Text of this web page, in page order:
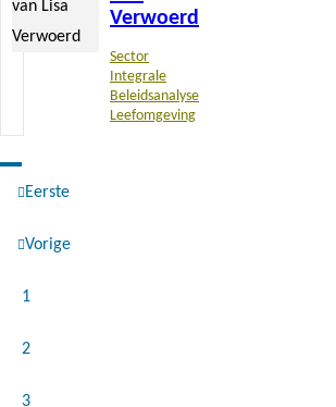
Verwoerd
Sector
Integrale
Beleidsanalyse
Leefomgeving
Paginering
Eerste
Vorige
Pagina
1
Pagina
2
Pagina
3